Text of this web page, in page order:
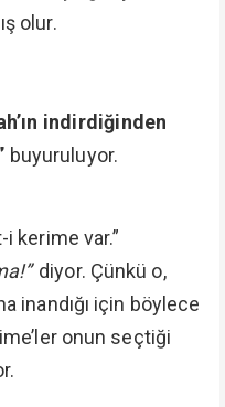
olur.
indirdiğinden
buyuruluyor.
kerime var.”
diyor. Çünkü o,
inandığı için böylece
onun seçtiği